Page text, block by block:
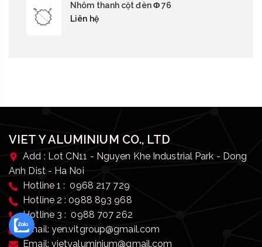
Nhôm thanh cột đèn Φ 76
Liên hệ
VIET Y ALUMINIUM CO., LTD
Add : Lot CN11 - Nguyen Khe Industrial Park - Dong
Anh Dist - Ha Noi
Hotline 1 : 0968 217 729
Hotline 2 : 0988 893 968
Hotline 3 : 0988 707 262
Email: yen.vitgroup@gmail.com
Email: vietyaluminium@gmail.com